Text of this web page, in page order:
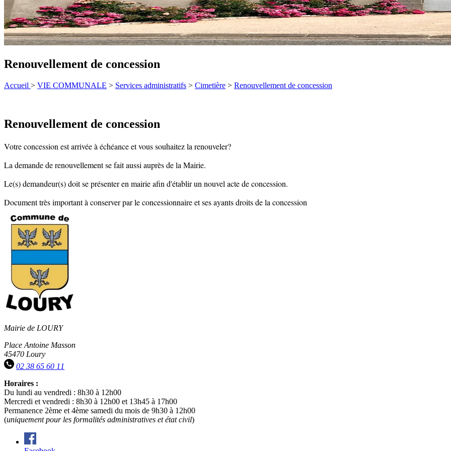
Renouvellement de concession
Accueil > VIE COMMUNALE > Services administratifs > Cimetière > Renouvellement de concession
Renouvellement de concession
Votre concession est arrivée à échéance et vous souhaitez la renouveler?
La demande de renouvellement se fait aussi auprès de la Mairie.
Le(s) demandeur(s) doit se présenter en mairie afin d'établir un nouvel acte de concession.
Document très important à conserver par le concessionnaire et ses ayants droits de la concession
Mairie de LOURY
Place Antoine Masson
45470 Loury
02 38 65 60 11
Horaires :
Du lundi au vendredi : 8h30 à 12h00
Mercredi et vendredi : 8h30 à 12h00 et 13h45 à 17h00
Permanence 2ème et 4ème samedi du mois de 9h30 à 12h00
(uniquement pour les formalités administratives et état civil)